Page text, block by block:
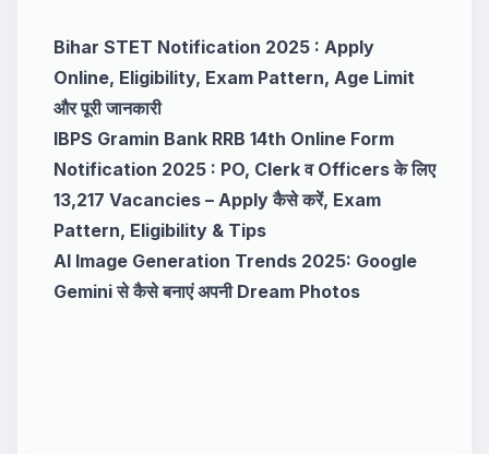
Bihar Police Jobs in Bihar
Police Radio
Bihar STET Notification 2025 : Apply
Online, Eligibility, Exam Pattern, Age Limit
और पूरी जानकारी
IBPS Gramin Bank RRB 14th Online Form
Notification 2025 : PO, Clerk व Officers के लिए
13,217 Vacancies – Apply कैसे करें, Exam
Pattern, Eligibility & Tips
AI Image Generation Trends 2025: Google
Gemini से कैसे बनाएं अपनी Dream Photos